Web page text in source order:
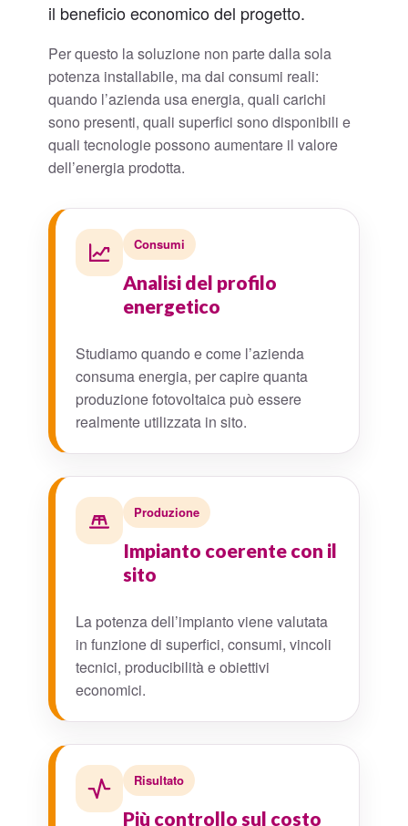
il beneficio economico del progetto.
Per questo la soluzione non parte dalla sola
potenza installabile, ma dai consumi reali:
quando l’azienda usa energia, quali carichi
sono presenti, quali superfici sono disponibili e
quali tecnologie possono aumentare il valore
dell’energia prodotta.
Consumi
Analisi del profilo
energetico
Studiamo quando e come l’azienda
consuma energia, per capire quanta
produzione fotovoltaica può essere
realmente utilizzata in sito.
Produzione
Impianto coerente con il
sito
La potenza dell’impianto viene valutata
in funzione di superfici, consumi, vincoli
tecnici, producibilità e obiettivi
economici.
Risultato
Più controllo sul costo